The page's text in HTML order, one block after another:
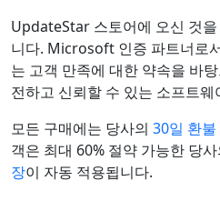
UpdateStar 스토어에 오신 것
니다. Microsoft 인증 파트너로
는 고객 만족에 대한 약속을 바
전하고 신뢰할 수 있는 소프트
모든 구매에는 당사의 30일 환
객은 최대 60% 절약 가능한 당
장이 자동 적용됩니다.